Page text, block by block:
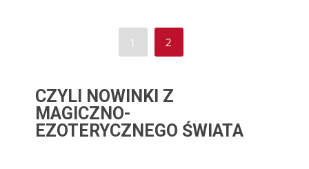
1 2
CZYLI NOWINKI Z
MAGICZNO-
EZOTERYCZNEGO ŚWIATA